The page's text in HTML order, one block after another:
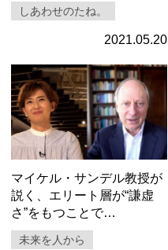
しあわせのたね。
2021.05.20
マイケル・サンデル教授が
説く、エリート層が“謙虚
さ”をもつことで…
未来を人から